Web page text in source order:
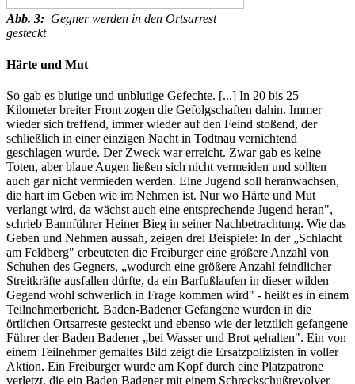
Abb. 3: Gegner werden in den Ortsarrest
gesteckt
Härte und Mut
So gab es blutige und unblutige Gefechte. [...] In 20 bis 25
Kilometer breiter Front zogen die Gefolgschaften dahin. Immer
wieder sich treffend, immer wieder auf den Feind stoßend, der
schließlich in einer einzigen Nacht in Todtnau vernichtend
geschlagen wurde. Der Zweck war erreicht. Zwar gab es keine
Toten, aber blaue Augen ließen sich nicht vermeiden und sollten
auch gar nicht vermieden werden. Eine Jugend soll heranwachsen,
die hart im Geben wie im Nehmen ist. Nur wo Härte und Mut
verlangt wird, da wächst auch eine entsprechende Jugend heran",
schrieb Bannführer Heiner Bieg in seiner Nachbetrachtung. Wie das
Geben und Nehmen aussah, zeigen drei Beispiele: In der „Schlacht
am Feldberg" erbeuteten die Freiburger eine größere Anzahl von
Schuhen des Gegners, „wodurch eine größere Anzahl feindlicher
Streitkräfte ausfallen dürfte, da ein Barfußlaufen in dieser wilden
Gegend wohl schwerlich in Frage kommen wird" - heißt es in einem
Teilnehmerbericht. Baden-Badener Gefangene wurden in die
örtlichen Ortsarreste gesteckt und ebenso wie der letztlich gefangene
Führer der Baden­ Badener „bei Wasser und Brot gehalten". Ein von
einem Teilnehmer gemaltes Bild zeigt die Ersatzpolizisten in voller
Aktion. Ein Freiburger wurde am Kopf durch eine Platzpatrone
verletzt, die ein Baden Badener mit einem Schreckschußrevolver